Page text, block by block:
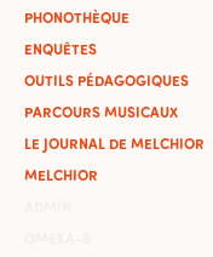
PHONOTHÈQUE
ENQUÊTES
OUTILS PÉDAGOGIQUES
PARCOURS MUSICAUX
LE JOURNAL DE MELCHIOR
MELCHIOR